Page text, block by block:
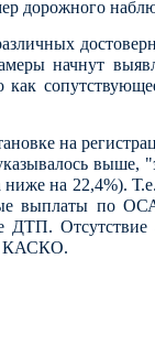
дорожного
начнут
как
на
выше,
на 22,4%).
выплаты по
ДТП. Отсутствие
КАСКО.